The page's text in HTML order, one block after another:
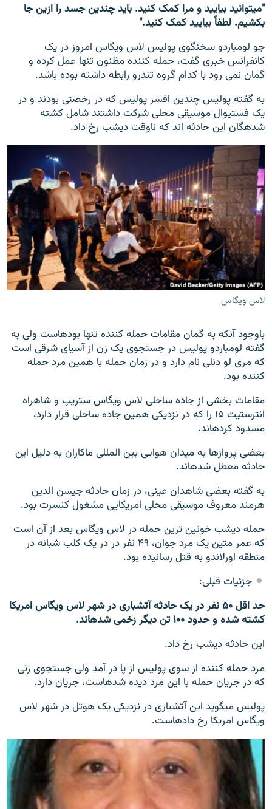
"می‎توانید بیایید و مرا کمک کنید. باید چندین جسد را ازین جا
بکشیم. لطفاً بیایید کمک کنید."
جو لومباردو سخنگوی پولیس لاس ویگاس امروز در یک
کانفرانس خبری گفت، حمله کننده مظنون تنها عمل کرده و
گمان نمی رود با کدام گروه تندرو رابطه داشته بوده باشد.
به گفته پولیس چندین افسر پولیس که در رخصتی بودند و در
یک فستیوال موسیقی محلی شرکت داشتند شامل کشته
شده‎گان این حادثه اند که ناوقت دیشب رخ داد.
لاس ویگاس
باوجود آنکه به گمان مقامات حمله کننده تنها بوده‎است ولی به
گفته لومباردو پولیس در جستجوی یک زن از آسیای شرقی است
که مری لو دنلی نام دارد و در زمان حمله با همین مرد حمله
کننده بود.
مقامات بخشی از جاده ساحلی لاس ویگاس ستریپ و شاهراه
انترستیت ۱۵ را که در نزدیکی همین جاده ساحلی قرار دارد،
مسدود کرده‎اند.
بعضی پروازها به میدان هوایی بین المللی ماکاران به دلیل این
حادثه معطل شده‎اند.
به گفته بعضی شاهدان عینی، در زمان حادثه جیسن الدین
هرمند معروف موسیقی محلی امریکایی مشغول کنسرت بود.
حمله دیشب خونین ترین حمله در لاس ویگاس بعد از آن است
که عمر متین یک مرد جوان، ۴۹ نفر در در یک کلب شبانه در
منطقه اورلاندو به قتل رسانیده بود.
جزئیات قبلی:
حد اقل ۵۰ نفر در یک حادثه آتشباری در شهر لاس ویگاس امریکا
کشته شده و حدود ۱۰۰ تن دیگر زخمی شده‎اند.
این حادثه دیشب رخ داد.
مرد حمله کننده از سوی پولیس از پا در آمد ولی جستجوی زنی
که در جریان حمله با این مرد دیده شده‎است، جریان دارد.
پولیس می‎گوید این آتشباری در نزدیکی یک هوتل در شهر لاس
ویگاس امریکا رخ داده‎است.